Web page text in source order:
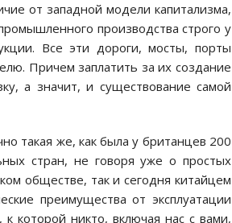
от западной модели капитализма,
производства строго у
Все эти дороги, мосты, порты
Причем заплатить за их создание
а значит, и существование самой
такая же, как была у британцев 200
стран, не говоря уже о простых
обществе, так и сегодня китайцем
преимущества от эксплуатации
которой никто, включая нас с вами,